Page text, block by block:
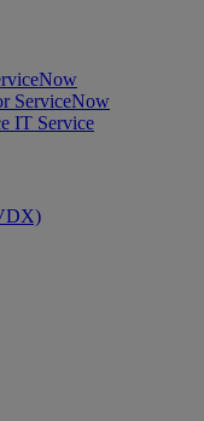
ServiceNow
IT Service